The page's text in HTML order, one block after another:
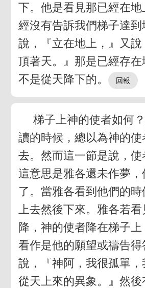
下。他是看見那已經在地
經沒有告訴我們梯子達到
說，『立在地上，』又
頂著天。』那是已經存在
不是從天降下的。
梯子上神的使者如何
讀的時候，總以為神的使
去。然而這一節是說，使
這意思是雅各還未作夢
了。當雅各看到他們的
上去然後下來。雅各若
降，神的使者降在梯子
看作是他的願望或禱告
說，『神阿，我很孤單，
從天上來的異象。』然後